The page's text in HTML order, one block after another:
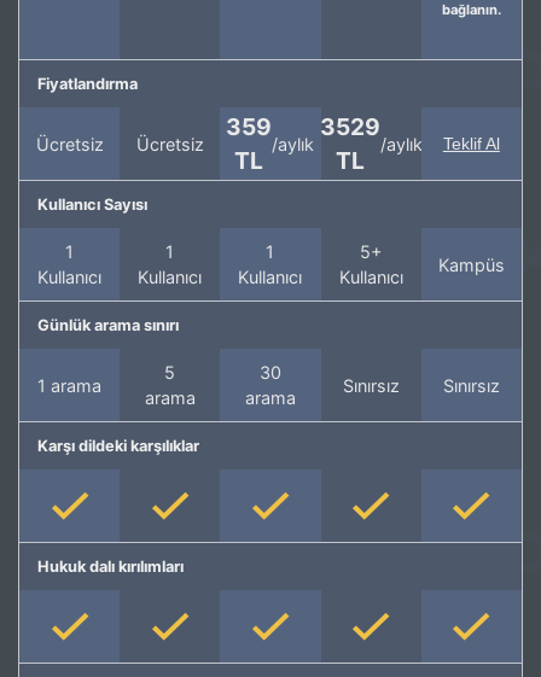
bağlanın.
Fiyatlandırma
Ücretsiz Ücretsiz
359
TL
/aylık
3529
TL
/aylık Teklif Al
Kullanıcı Sayısı
1
Kullanıcı
1
Kullanıcı
1
Kullanıcı
5+
Kullanıcı
Kampüs
Günlük arama sınırı
1 arama
5
arama
30
arama
Sınırsız Sınırsız
Karşı dildeki karşılıklar
Hukuk dalı kırılımları